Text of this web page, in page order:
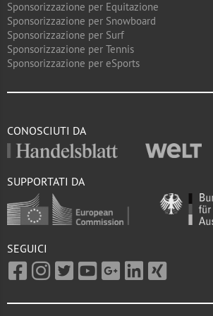
Sponsorizzazione per Equitazione
Sponsorizzazione per Snowboard
Sponsorizzazione per Surf
Sponsorizzazione per Tennis
Sponsorizzazione per eSports
CONOSCIUTI DA
SUPPORTATI DA
SEGUICI